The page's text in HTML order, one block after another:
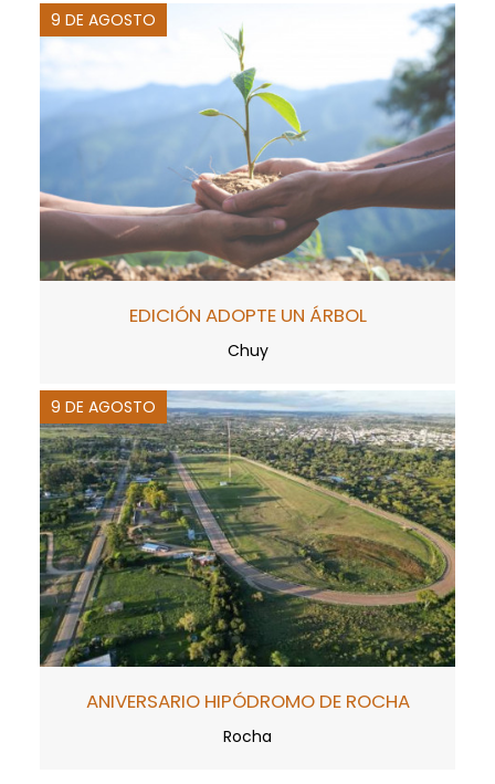
9 DE AGOSTO
EDICIÓN ADOPTE UN ÁRBOL
Chuy
9 DE AGOSTO
ANIVERSARIO HIPÓDROMO DE ROCHA
Rocha